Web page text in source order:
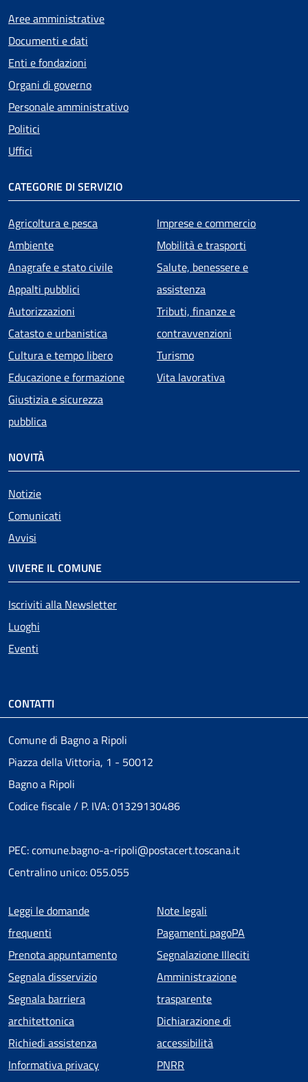
Aree amministrative
Documenti e dati
Enti e fondazioni
Organi di governo
Personale amministrativo
Politici
Uffici
CATEGORIE DI SERVIZIO
Agricoltura e pesca
Ambiente
Anagrafe e stato civile
Appalti pubblici
Autorizzazioni
Catasto e urbanistica
Cultura e tempo libero
Educazione e formazione
Giustizia e sicurezza
pubblica
Imprese e commercio
Mobilità e trasporti
Salute, benessere e
assistenza
Tributi, finanze e
contravvenzioni
Turismo
Vita lavorativa
NOVITÀ
Notizie
Comunicati
Avvisi
VIVERE IL COMUNE
Iscriviti alla Newsletter
Luoghi
Eventi
CONTATTI
Comune di Bagno a Ripoli
Piazza della Vittoria, 1 - 50012
Bagno a Ripoli
Codice fiscale / P. IVA: 01329130486
PEC: comune.bagno-a-ripoli@postacert.toscana.it
Centralino unico: 055.055
Menu piè di pagina
Leggi le domande
frequenti
Prenota appuntamento
Segnala disservizio
Segnala barriera
architettonica
Richiedi assistenza
Informativa privacy
Note legali
Pagamenti pagoPA
Segnalazione Illeciti
Amministrazione
trasparente
Dichiarazione di
accessibilità
PNRR